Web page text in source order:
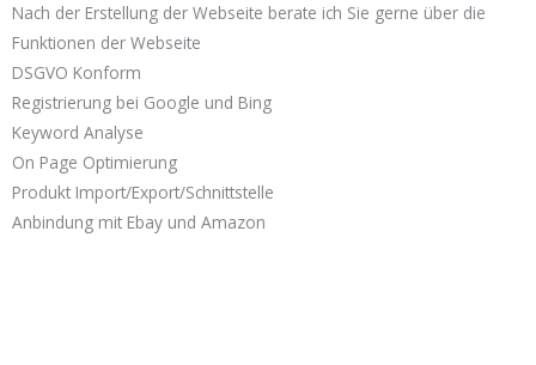
Nach der Erstellung der Webseite berate ich Sie gerne über die
Funktionen der Webseite
DSGVO Konform
Registrierung bei Google und Bing
Keyword Analyse
On Page Optimierung
Produkt Import/Export/Schnittstelle
Anbindung mit Ebay und Amazon